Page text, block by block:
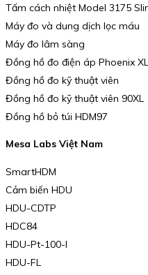
Tấm cách nhiệt Model 3175
Máy đo và dung dịch lọc máu
Máy đo lâm sàng
Đồng hồ đo điện áp Phoenix XL
Đồng hồ đo kỹ thuật viên
Đồng hồ đo kỹ thuật viên 90XL
Đồng hồ bỏ túi HDM97
Mesa Labs Việt Nam
SmartHDM
Cảm biến HDU
HDU-CDTP
HDC84
HDU-Pt-100-I
HDU-FL